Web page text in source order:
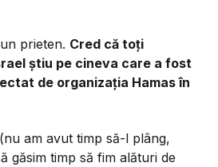
prieten. Cred că toți
știu pe cineva care a fost
de organizația Hamas în
am avut timp să-l plâng,
găsim timp să fim alături de